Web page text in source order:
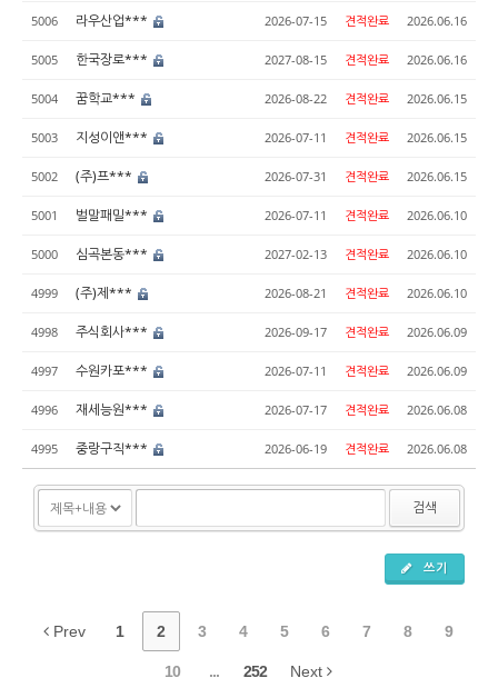
5006 라우산업*** 2026-07-15 견적완료 2026.06.16
5005 한국장로*** 2027-08-15 견적완료 2026.06.16
5004 꿈학교*** 2026-08-22 견적완료 2026.06.15
5003 지성이앤*** 2026-07-11 견적완료 2026.06.15
5002 (주)프*** 2026-07-31 견적완료 2026.06.15
5001 벌말패밀*** 2026-07-11 견적완료 2026.06.10
5000 심곡본동*** 2027-02-13 견적완료 2026.06.10
4999 (주)제*** 2026-08-21 견적완료 2026.06.10
4998 주식회사*** 2026-09-17 견적완료 2026.06.09
4997 수원카포*** 2026-07-11 견적완료 2026.06.09
4996 재세능원*** 2026-07-17 견적완료 2026.06.08
4995 중랑구직*** 2026-06-19 견적완료 2026.06.08
검색
쓰기
Prev 1 2 3 4 5 6 7 8 9
10 ... 252 Next